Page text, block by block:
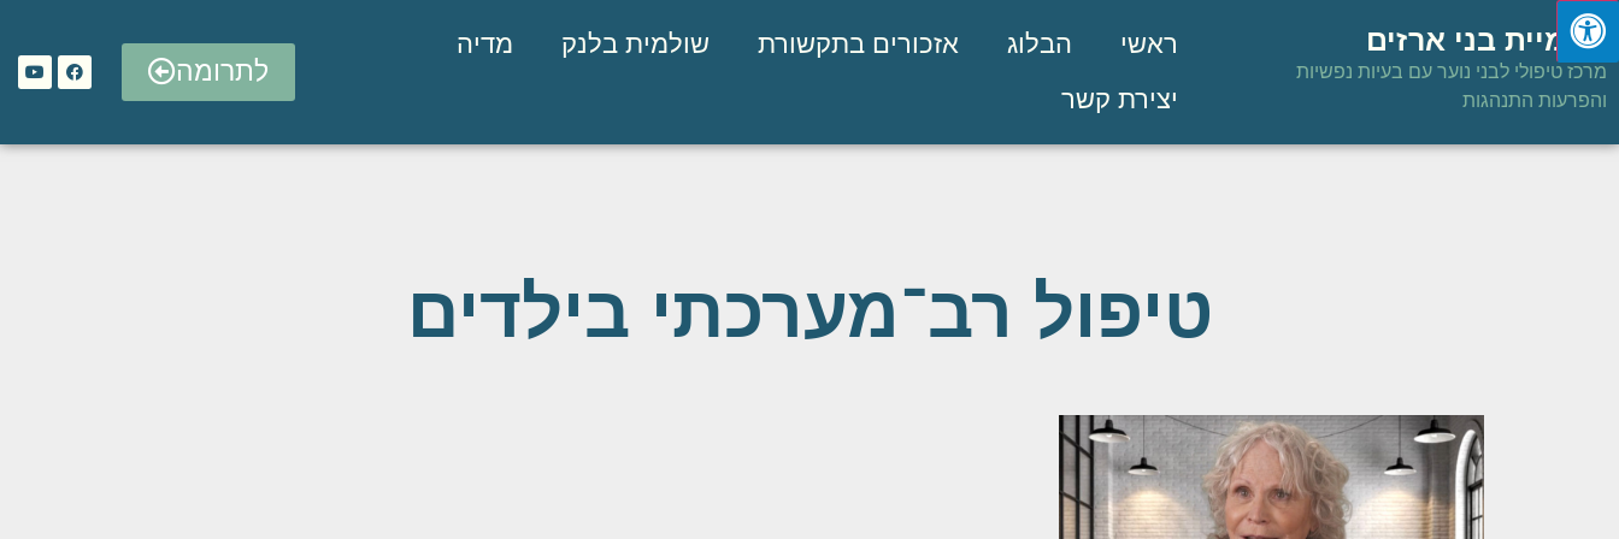
פנימיית בני ארזים
מרכז טיפולי לבני נוער עם בעיות נפשיות
והפרעות התנהגות
ראשי הבלוג אזכורים בתקשורת שולמית בלנק
מדיה
יצירת קשר
לתרומה
טיפול רב־מערכתי בילדים